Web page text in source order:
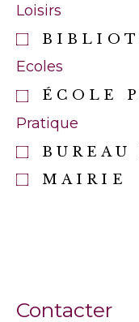
Loisirs
Ecoles
ÉCOLE
Pratique
BUREAU
MAIRIE
Contacter